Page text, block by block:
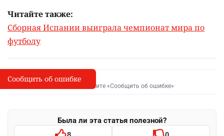
Читайте также:
Сборная Испании выиграла чемпионат мира по
футболу
I
Сообщить об опечатке
Выделите фрагмент и нажмите «Сообщить об ошибке»
Была ли эта статья полезной?
Сообщить об ошибке